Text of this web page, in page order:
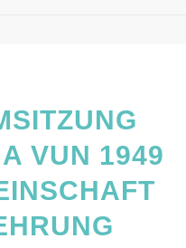
VUN 1949